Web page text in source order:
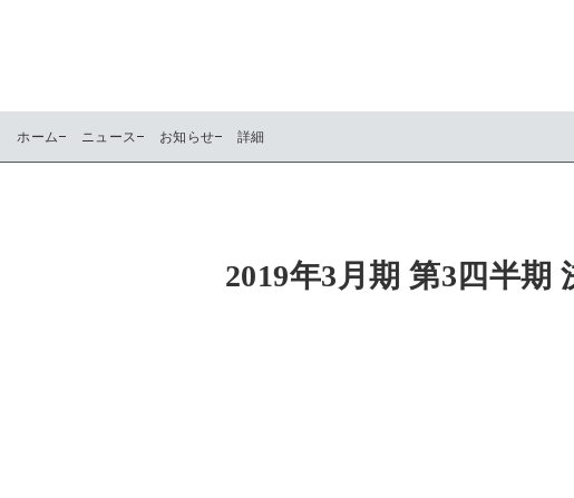
ホーム ニュース お知らせ 詳細
2019年3月期 第3四半